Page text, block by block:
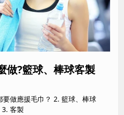
做?籃球、棒球客製
有感
客製